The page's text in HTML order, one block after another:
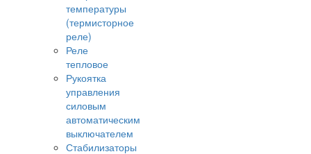
температуры
(термисторное
реле)
Реле
тепловое
Рукоятка
управления
силовым
автоматическим
выключателем
Стабилизаторы